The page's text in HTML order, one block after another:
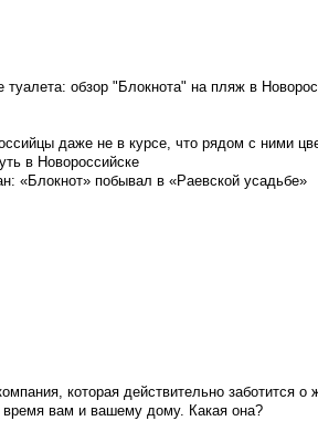
обзор "Блокнота" на пляж в
даже не в курсе, что рядом с ними
в Новороссийске
«Блокнот» побывал в «Раевской усадьбе»
которая действительно заботится о
вам и вашему дому. Какая она?